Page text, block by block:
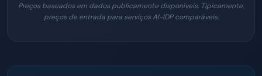
Preços baseados em dados publicamente disponíveis. Tipicamente,
preços de entrada para serviços AI-IDP comparáveis.